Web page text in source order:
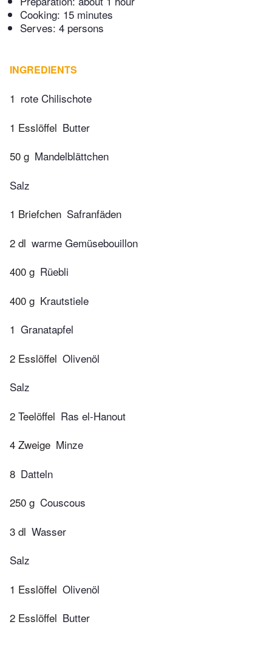
Cooking: 15 minutes
Serves: 4 persons
INGREDIENTS
1 rote Chilischote
1 Esslöffel Butter
50 g Mandelblättchen
Salz
1 Briefchen Safranfäden
2 dl warme Gemüsebouillon
400 g Rüebli
400 g Krautstiele
1 Granatapfel
2 Esslöffel Olivenöl
Salz
2 Teelöffel Ras el-Hanout
4 Zweige Minze
8 Datteln
250 g Couscous
3 dl Wasser
Salz
1 Esslöffel Olivenöl
2 Esslöffel Butter